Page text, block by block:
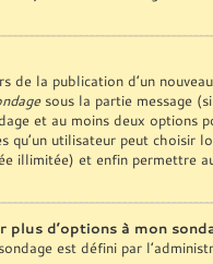
de la publication d’un
sous la partie message
et au moins deux options
qu’un utilisateur peut
illimitée) et enfin permettre
d’options à mon
est défini par